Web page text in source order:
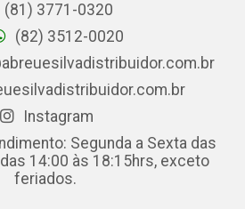
(81) 3771-0320
(82) 3512-0020
Instagram
Segunda a Sexta das
14:00 às 18:15hrs, exceto
feriados.